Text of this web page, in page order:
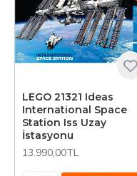
LEGO 21321 Ideas
International Space
Station Iss Uzay
İstasyonu
13.990,00TL